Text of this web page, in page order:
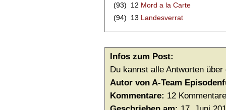
(93)
12 Mord a la Carte
(94)
13 Landesverrat
Infos zum Post:
Du kannst alle Antworten
Autor von A-Team
Kommentare: 12 Kommentare